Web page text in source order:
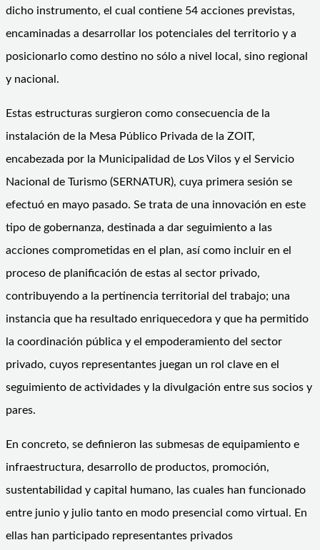
dicho instrumento, el cual contiene 54 acciones previstas,
encaminadas a desarrollar los potenciales del territorio y a
posicionarlo como destino no sólo a nivel local, sino regional
y nacional.
Estas estructuras surgieron como consecuencia de la
instalación de la Mesa Público Privada de la ZOIT,
encabezada por la Municipalidad de Los Vilos y el Servicio
Nacional de Turismo (SERNATUR), cuya primera sesión se
efectuó en mayo pasado. Se trata de una innovación en este
tipo de gobernanza, destinada a dar seguimiento a las
acciones comprometidas en el plan, así como incluir en el
proceso de planificación de estas al sector privado,
contribuyendo a la pertinencia territorial del trabajo; una
instancia que ha resultado enriquecedora y que ha permitido
la coordinación pública y el empoderamiento del sector
privado, cuyos representantes juegan un rol clave en el
seguimiento de actividades y la divulgación entre sus socios y
pares.
En concreto, se definieron las submesas de equipamiento e
infraestructura, desarrollo de productos, promoción,
sustentabilidad y capital humano, las cuales han funcionado
entre junio y julio tanto en modo presencial como virtual. En
ellas han participado representantes privados